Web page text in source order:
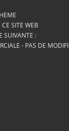
SITE WEB
SUIVANTE :
- PAS DE